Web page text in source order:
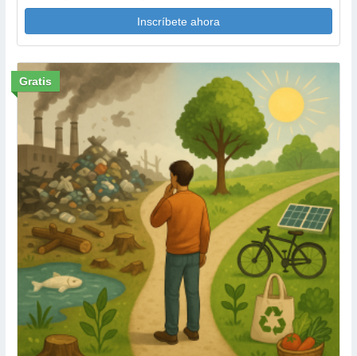
Inscríbete ahora
Gratis